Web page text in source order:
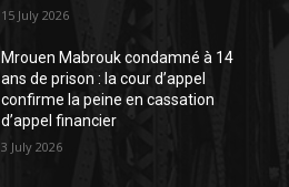
15 July 2026
Mrouen Mabrouk condamné à 14
ans de prison : la cour d’appel
confirme la peine en cassation
d’appel financier
3 July 2026